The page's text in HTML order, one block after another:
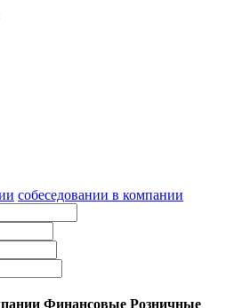
собеседовании в компании
Финансовые Розничные